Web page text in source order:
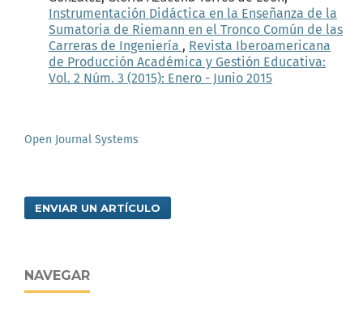
Instrumentación Didáctica en la Enseñanza de la
Sumatoria de Riemann en el Tronco Común de las
Carreras de Ingeniería , Revista Iberoamericana
de Producción Académica y Gestión Educativa:
Vol. 2 Núm. 3 (2015): Enero - Junio 2015
Open Journal Systems
ENVIAR UN ARTÍCULO
NAVEGAR